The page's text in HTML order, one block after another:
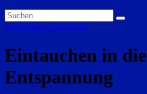
Gesundheit Life-Style
Eintauchen in die
Entspannung